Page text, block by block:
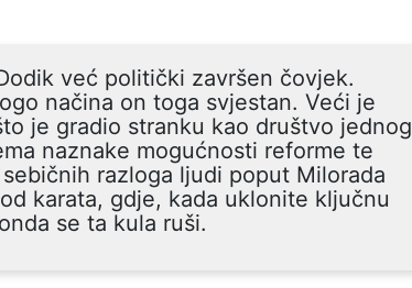
već politički završen čovjek.
načina on toga svjestan. Veći je
je gradio stranku kao društvo jednog
naznake mogućnosti reforme te
razloga ljudi poput Milorada
karata, gdje, kada uklonite ključnu
se ta kula ruši.